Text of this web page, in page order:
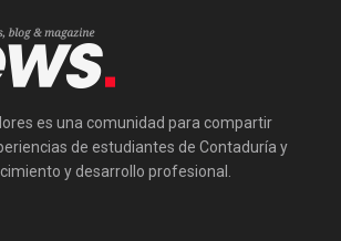
es una comunidad para compartir
de estudiantes de Contaduría y
y desarrollo profesional.